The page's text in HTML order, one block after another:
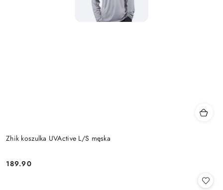
Zhik koszulka UVActive L/S męska
Cena:
189.90